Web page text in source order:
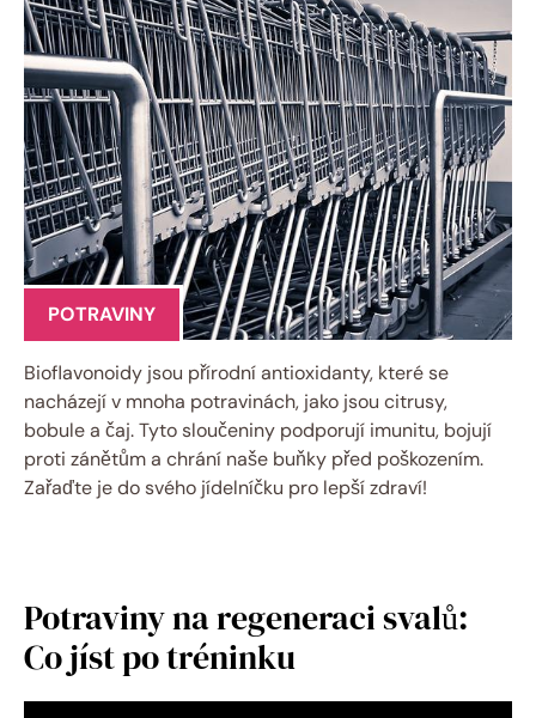
POTRAVINY
Bioflavonoidy jsou přírodní antioxidanty, které se
nacházejí v mnoha potravinách, jako jsou citrusy,
bobule a čaj. Tyto sloučeniny podporují imunitu, bojují
proti zánětům a chrání naše buňky před poškozením.
Zařaďte je do svého jídelníčku pro lepší zdraví!
Potraviny na regeneraci svalů:
Co jíst po tréninku